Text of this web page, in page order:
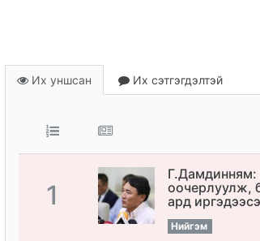
Их уншсан Их сэтгэгдэлтэй
1
оочерлуулж,
ард
Нийгэм